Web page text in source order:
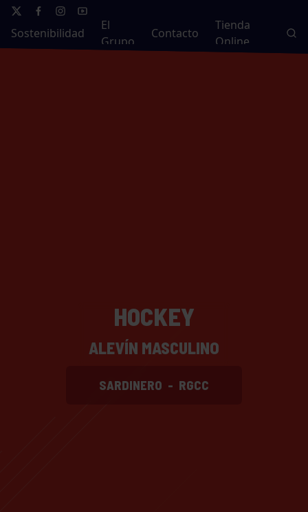
Sostenibilidad
El
Grupo
Contacto
Tienda
Online
HOCKEY
ALEVÍN MASCULINO
SARDINERO - RGCC